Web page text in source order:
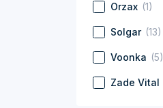
Orzax (1)
Solgar (13)
Voonka (5)
Zade Vital